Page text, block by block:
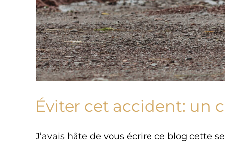
Éviter cet accident: un
J’avais hâte de vous écrire ce blog cette